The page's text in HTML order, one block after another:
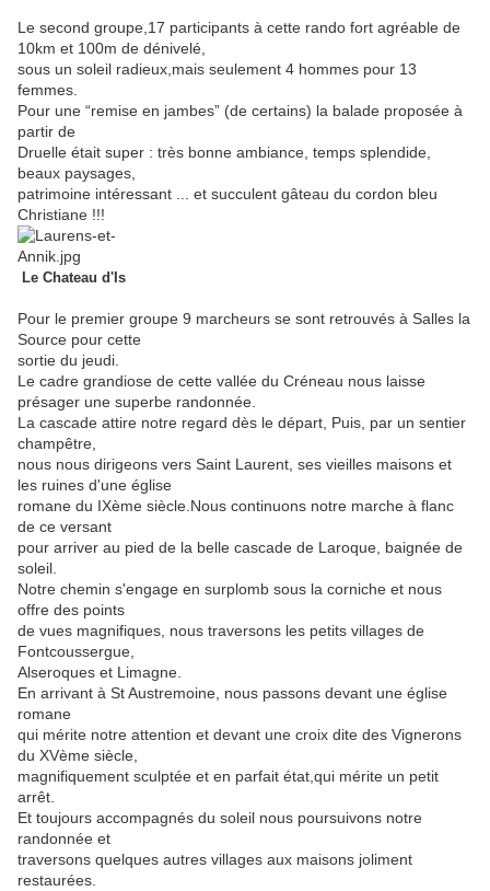
Le second groupe,17 participants à cette rando fort agréable de
10km et 100m de dénivelé,
sous un soleil radieux,mais seulement 4 hommes pour 13
femmes.
Pour une “remise en jambes” (de certains) la balade proposée à
partir de
Druelle était super : très bonne ambiance, temps splendide,
beaux paysages,
patrimoine intéressant ... et succulent gâteau du cordon bleu
Christiane !!!
Le Chateau d'Is
Pour le premier groupe 9 marcheurs se sont retrouvés à Salles la
Source pour cette
sortie du jeudi.
Le cadre grandiose de cette vallée du Créneau nous laisse
présager une superbe randonnée.
La cascade attire notre regard dès le départ, Puis, par un sentier
champêtre,
nous nous dirigeons vers Saint Laurent, ses vieilles maisons et
les ruines d'une église
romane du IXème siècle.Nous continuons notre marche à flanc
de ce versant
pour arriver au pied de la belle cascade de Laroque, baignée de
soleil.
Notre chemin s'engage en surplomb sous la corniche et nous
offre des points
de vues magnifiques, nous traversons les petits villages de
Fontcoussergue,
Alseroques et Limagne.
En arrivant à St Austremoine, nous passons devant une église
romane
qui mérite notre attention et devant une croix dite des Vignerons
du XVème siècle,
magnifiquement sculptée et en parfait état,qui mérite un petit
arrêt.
Et toujours accompagnés du soleil nous poursuivons notre
randonnée et
traversons quelques autres villages aux maisons joliment
restaurées.